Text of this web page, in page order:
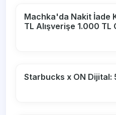
Machka'da Nakit İade
TL Alışverişe 1.000 TL
Starbucks x ON Dijital: